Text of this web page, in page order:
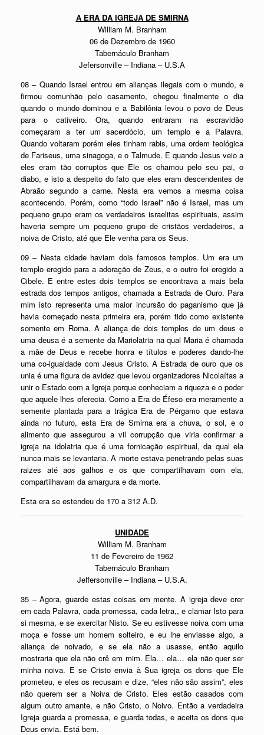
A ERA DA IGREJA DE SMIRNA
William M. Branham
06 de Dezembro de 1960
Tabernáculo Branham
Jefersonville – Indiana – U.S.A
08 – Quando Israel entrou em alianças ilegais com o mundo, e
firmou comunhão pelo casamento, chegou finalmente o dia
quando o mundo dominou e a Babilônia levou o povo de Deus
para o cativeiro. Ora, quando entraram na escravidão
começaram a ter um sacerdócio, um templo e a Palavra.
Quando voltaram porém eles tinham rabis, uma ordem teológica
de Fariseus, uma sinagoga, e o Talmude. E quando Jesus veio a
eles eram tão corruptos que Ele os chamou pelo seu pai, o
diabo, e isto a despeito do fato que eles eram descendentes de
Abraão segundo a carne. Nesta era vemos a mesma coisa
acontecendo. Porém, como “todo Israel” não é Israel, mas um
pequeno grupo eram os verdadeiros israelitas espirituais, assim
haveria sempre um pequeno grupo de cristãos verdadeiros, a
noiva de Cristo, até que Ele venha para os Seus.
09 – Nesta cidade haviam dois famosos templos. Um era um
templo eregido para a adoração de Zeus, e o outro foi eregido a
Cibele. E entre estes dois templos se encontrava a mais bela
estrada dos tempos antigos, chamada a Estrada de Ouro. Para
mim isto representa uma maior incursão do paganismo que já
havia começado nesta primeira era, porém tido como existente
somente em Roma. A aliança de dois templos de um deus e
uma deusa é a semente da Mariolatria na qual Maria é chamada
a mãe de Deus e recebe honra e títulos e poderes dando-lhe
uma co-igualdade com Jesus Cristo. A Estrada de ouro que os
unia é uma figura de avidez que levou organizadores Nicolaítas a
unir o Estado com a Igreja porque conheciam a riqueza e o poder
que aquele lhes oferecia. Como a Era de Éfeso era meramente a
semente plantada para a trágica Era de Pérgamo que estava
ainda no futuro, esta Era de Smirna era a chuva, o sol, e o
alimento que assegurou a vil corrupção que viria confirmar a
igreja na idolatria que é uma fornicação espiritual, da qual ela
nunca mais se levantaria. A morte estava penetrando pelas suas
raizes até aos galhos e os que compartilhavam com ela,
compartilhavam da amargura e da morte.
Esta era se estendeu de 170 a 312 A.D.
UNIDADE
William M. Branham
11 de Fevereiro de 1962
Tabernáculo Branham
Jeffersonville – Indiana – U.S.A.
35 – Agora, guarde estas coisas em mente. A igreja deve crer
em cada Palavra, cada promessa, cada letra,, e clamar Isto para
si mesma, e se exercitar Nisto. Se eu estivesse noiva com uma
moça e fosse um homem solteiro, e eu lhe enviasse algo, a
aliança de noivado, e se ela não a usasse, então aquilo
mostraria que ela não crê em mim. Ela… ela… ela não quer ser
minha noiva. E se Cristo envia à Sua igreja os dons que Ele
prometeu, e eles os recusam e dize, “eles não são assim”, eles
não querem ser a Noiva de Cristo. Eles estão casados com
algum outro amante, e não Cristo, o Noivo. Então a verdadeira
Igreja guarda a promessa, e guarda todas, e aceita os dons que
Deus envia. Está bem.